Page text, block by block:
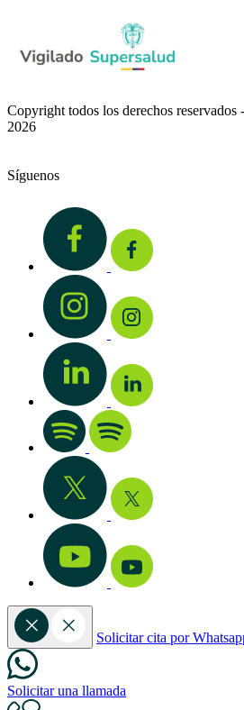
Copyright todos los derechos
2026
Síguenos
Solicitar cita por
Solicitar una llamada